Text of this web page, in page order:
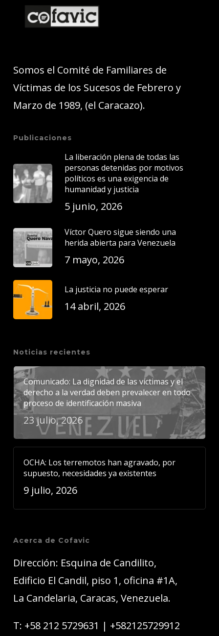
Somos el Comité de Familiares de
Víctimas de los Sucesos de Febrero y
Marzo de 1989, (el Caracazo).
Publicaciones
La liberación plena de todas las
personas detenidas por motivos
políticos es una exigencia de
humanidad y justicia
5 junio, 2026
Víctor Quero sigue siendo una
herida abierta para Venezuela
7 mayo, 2026
La justicia no puede esperar
14 abril, 2026
Noticias recientes
Comunicado: La dignidad de las víctimas y el
derecho a la verdad deben prevalecer en todo
proceso de identificación masiva
23 julio, 2026
OCHA: Los terremotos han agravado, por
supuesto, necesidades ya existentes
9 julio, 2026
Acerca de Cofavic
Dirección: Esquina de Candilito,
Edificio El Candil, piso 1, oficina #1A,
La Candelaria, Caracas, Venezuela.
T: +58 212 5729631 | +582125729912